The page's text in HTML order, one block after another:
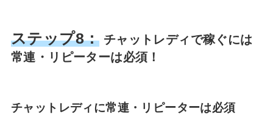
ステップ8： チャットレディで稼ぐには
常連・リピーターは必須！
チャットレディに常連・リピーターは必須